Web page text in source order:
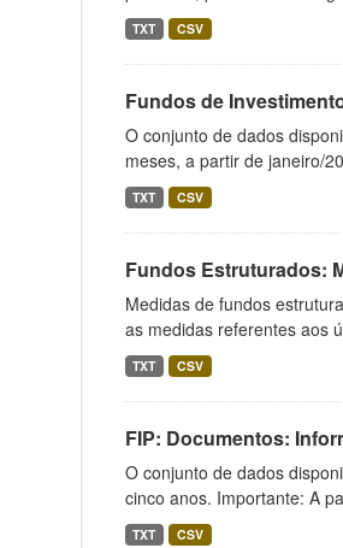
TXT CSV
Fundos de
O conjunto de dados
meses, a partir de janeiro/
TXT CSV
Fundos Estruturados:
Medidas de fundos
as medidas referentes aos
TXT CSV
FIP: Documentos:
O conjunto de dados
cinco anos. Importante: A
TXT CSV